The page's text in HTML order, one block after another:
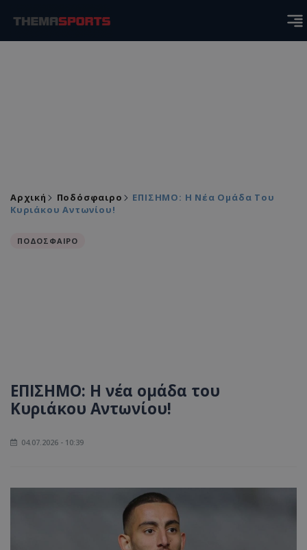
Αρχική Ποδόσφαιρο
ΕΠΙΣΗΜΟ: Η Νέα Ομάδα Του
Κυριάκου Αντωνίου!
ΠΟΔΟΣΦΑΙΡΟ
ΕΠΙΣΗΜΟ: Η νέα ομάδα του
Κυριάκου Αντωνίου!
04.07.2026 - 10:39